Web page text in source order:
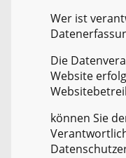
Wer ist
Die
Website
können Sie